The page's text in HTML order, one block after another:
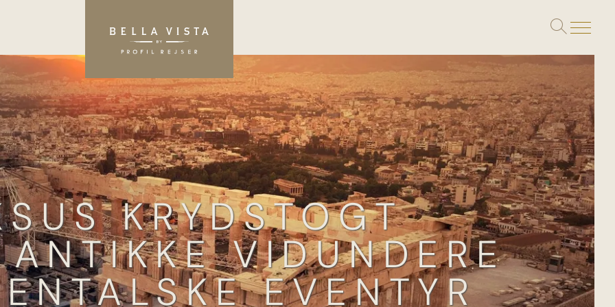
Toggle
search
KRYDSTOGT
VIDUNDERE
EVENTYR